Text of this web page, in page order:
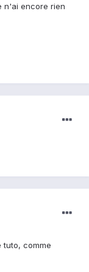
n'ai encore rien
tuto, comme